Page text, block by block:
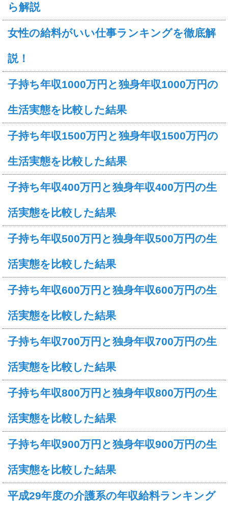
ら解説
女性の給料がいい仕事ランキングを徹底解
説！
子持ち年収1000万円と独身年収1000万円の
生活実態を比較した結果
子持ち年収1500万円と独身年収1500万円の
生活実態を比較した結果
子持ち年収400万円と独身年収400万円の生
活実態を比較した結果
子持ち年収500万円と独身年収500万円の生
活実態を比較した結果
子持ち年収600万円と独身年収600万円の生
活実態を比較した結果
子持ち年収700万円と独身年収700万円の生
活実態を比較した結果
子持ち年収800万円と独身年収800万円の生
活実態を比較した結果
子持ち年収900万円と独身年収900万円の生
活実態を比較した結果
平成29年度の介護系の年収給料ランキング